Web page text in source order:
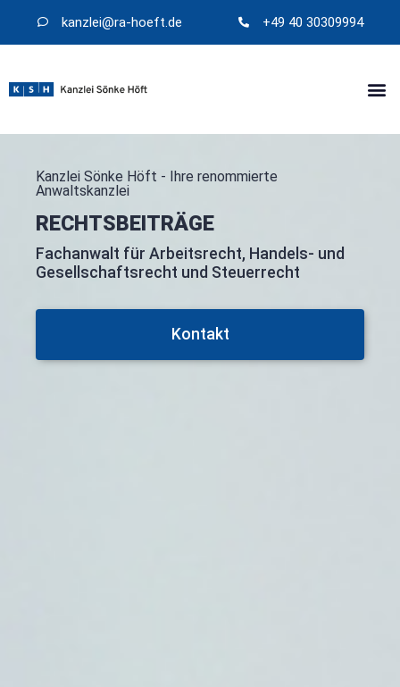
kanzlei@​ra-hoeft.de +49 40 30309994
Kanzlei Sönke Höft - Ihre renommierte
Anwaltskanzlei
RECHTSBEITRÄGE
Fachanwalt für Arbeitsrecht, Handels- und
Gesellschaftsrecht und Steuerrecht
Kontakt